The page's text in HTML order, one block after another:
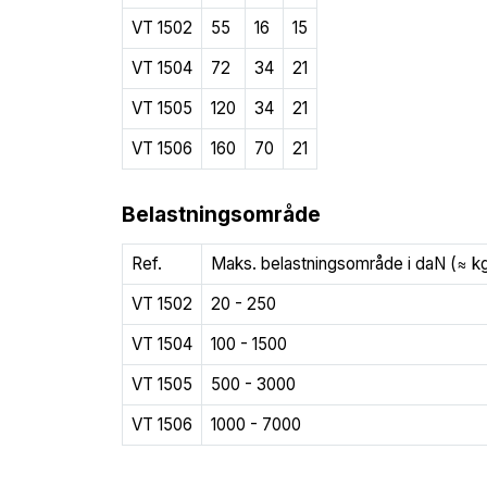
VT 1502 55 16
15
VT 1504
72 34
21
VT 1505
120 34
21
VT 1506
160 70 21
Belastningsområde
Ref.
Maks. belastningsområde i daN (≈
VT 1502
20 - 250
VT 1504
100 - 1500
VT 1505
500 - 3000
VT 1506
1000 - 7000